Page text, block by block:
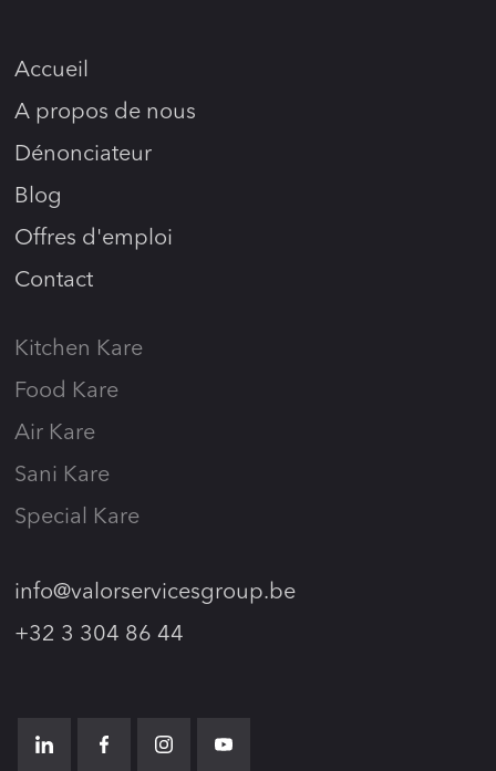
Accueil
A propos de nous
Dénonciateur
Blog
Offres d'emploi
Contact
Kitchen Kare
Food Kare
Air Kare
Sani Kare
Special Kare
info@valorservicesgroup.be
+32 3 304 86 44